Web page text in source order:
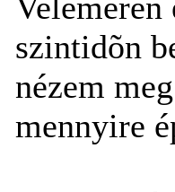
szintidõn
nézem
mennyire